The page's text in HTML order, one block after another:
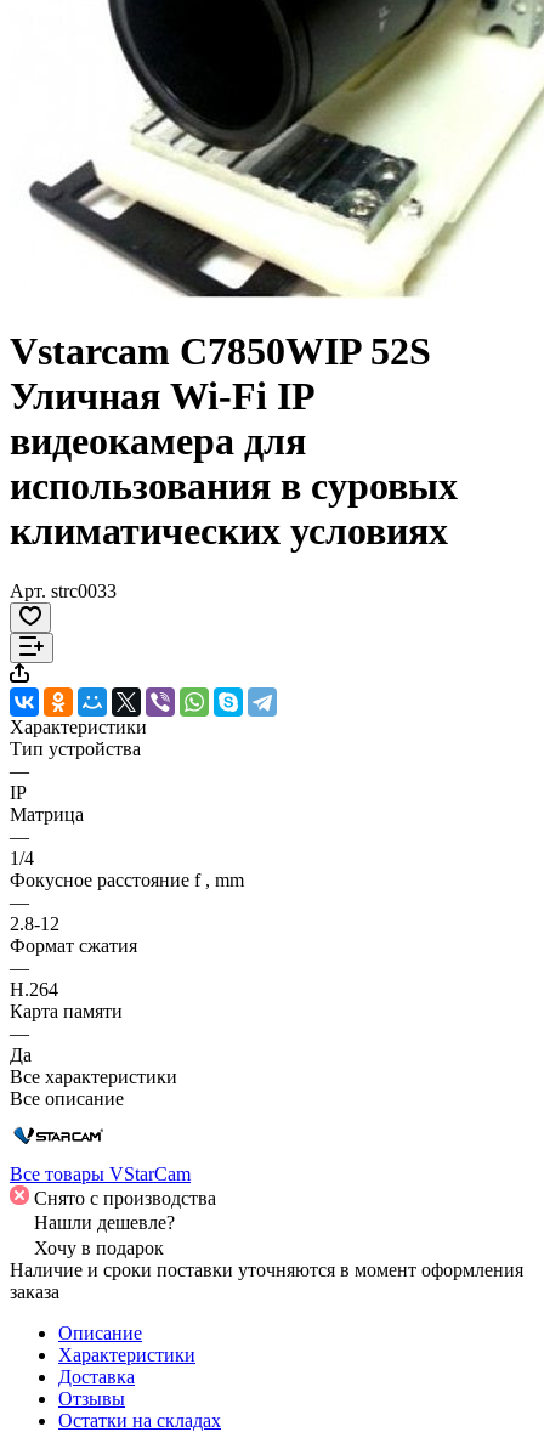
Vstarcam C7850WIP 52S
Уличная Wi-Fi IP
видеокамера для
использования в суровых
климатических условиях
Арт. strc0033
Характеристики
Тип устройства
—
IP
Матрица
—
1/4
Фокусное расстояние f , mm
—
2.8-12
Формат сжатия
—
H.264
Карта памяти
—
Да
Все характеристики
Все описание
Все товары VStarCam
Снято с производства
Нашли дешевле?
Хочу в подарок
Наличие и сроки поставки уточняются в момент оформления
заказа
Описание
Характеристики
Доставка
Отзывы
Остатки на складах